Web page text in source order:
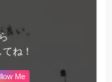
ね！
Me